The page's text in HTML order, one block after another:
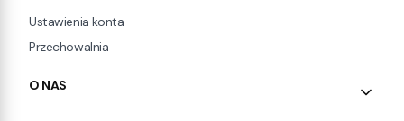
Ustawienia konta
Przechowalnia
O NAS